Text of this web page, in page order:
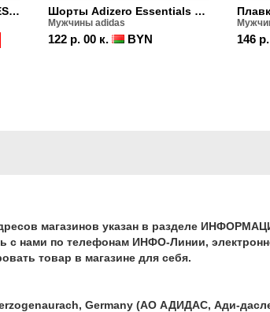
Плавки мужские Adidas ESSENCE CORE 3-STRIPES Шорты Adizero Essentials Running
Мужчины adidas
122 р. 00 к. BYN 146
магазинов указан в разделе
с нами по телефонам ИНФО-Линии,
товар в магазине для себя.
Germany (АО АДИДАС, Ади-